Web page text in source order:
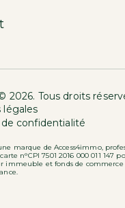
2026. Tous droits
légales
confidentialité
marque de Access4immo,
n°CPI 7501 2016 000 011 147
immeuble et fonds de commerce